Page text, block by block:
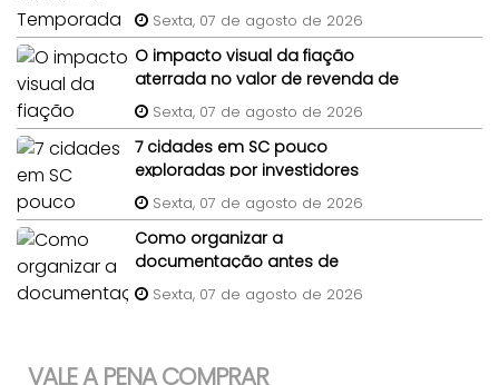
Sexta, 07 de agosto de 2026
O impacto visual da fiação
aterrada no valor de revenda de
lotes em condomínios
Sexta, 07 de agosto de 2026
7 cidades em SC pouco
exploradas por investidores
imobiliários
Sexta, 07 de agosto de 2026
Como organizar a
documentação antes de
anunciar uma casa para venda
em Bombinhas?
Sexta, 07 de agosto de 2026
VALE A PENA COMPRAR